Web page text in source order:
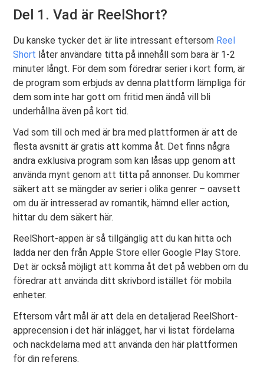
Del 1. Vad är ReelShort?
Du kanske tycker det är lite intressant eftersom Reel
Short låter användare titta på innehåll som bara är 1-2
minuter långt. För dem som föredrar serier i kort form, är
de program som erbjuds av denna plattform lämpliga för
dem som inte har gott om fritid men ändå vill bli
underhållna även på kort tid.
Vad som till och med är bra med plattformen är att de
flesta avsnitt är gratis att komma åt. Det finns några
andra exklusiva program som kan låsas upp genom att
använda mynt genom att titta på annonser. Du kommer
säkert att se mängder av serier i olika genrer – oavsett
om du är intresserad av romantik, hämnd eller action,
hittar du dem säkert här.
ReelShort-appen är så tillgänglig att du kan hitta och
ladda ner den från Apple Store eller Google Play Store.
Det är också möjligt att komma åt det på webben om du
föredrar att använda ditt skrivbord istället för mobila
enheter.
Eftersom vårt mål är att dela en detaljerad ReelShort-
apprecension i det här inlägget, har vi listat fördelarna
och nackdelarna med att använda den här plattformen
för din referens.